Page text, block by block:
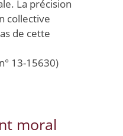
La précision
collective
de cette
13-15630)
moral